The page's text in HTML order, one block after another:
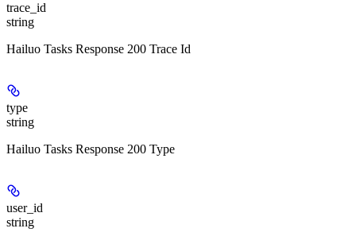
trace_id
string
Hailuo Tasks Response 200 Trace Id
type
string
Hailuo Tasks Response 200 Type
user_id
string